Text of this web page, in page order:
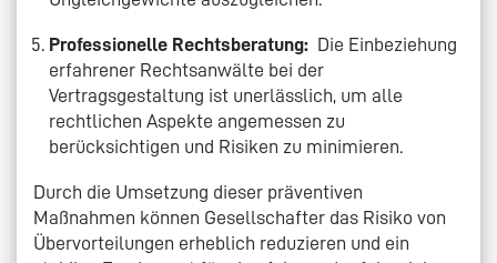
Professionelle Rechtsberatung: Die Einbeziehung
erfahrener Rechtsanwälte bei der
Vertragsgestaltung ist unerlässlich, um alle
rechtlichen Aspekte angemessen zu
berücksichtigen und Risiken zu minimieren.
Durch die Umsetzung dieser präventiven
Maßnahmen können Gesellschafter das Risiko von
Übervorteilungen erheblich reduzieren und ein